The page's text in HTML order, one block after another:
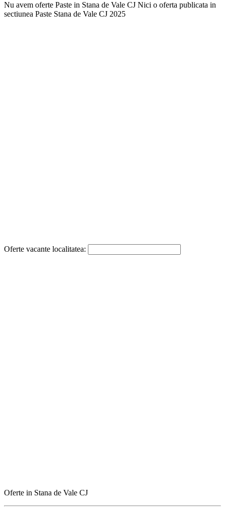
Nu avem oferte Paste in Stana de Vale CJ Nici o oferta publicata in
sectiunea Paste Stana de Vale CJ 2025
Oferte vacante localitatea:
Oferte in Stana de Vale CJ